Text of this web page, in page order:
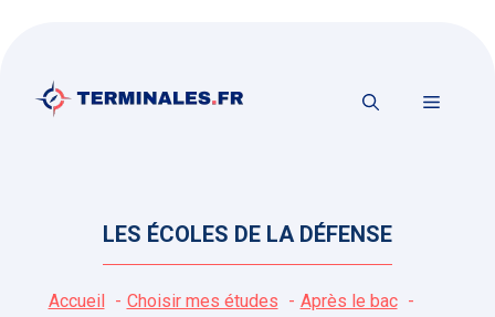
contenu
MENU
LES ÉCOLES DE LA DÉFENSE
Accueil Choisir mes études
Après le bac